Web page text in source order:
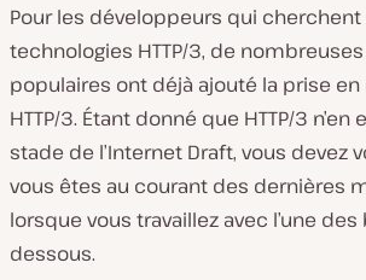
Pour les développeurs qui
technologies HTTP/3, de
populaires ont déjà ajouté la prise en
HTTP/3. Étant donné que HTTP/3 n’en
stade de l’Internet Draft, vous devez
vous êtes au courant des dernières
lorsque vous travaillez avec l’une
dessous.